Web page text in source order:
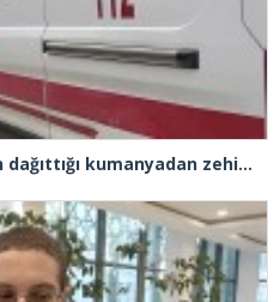
Şile’de 43 öğrencinin İBB’nin dağıttığı kumanyadan zehirlendiği iddiasıyla 4 şüpheliye 10 yıla kadar hapis talebi